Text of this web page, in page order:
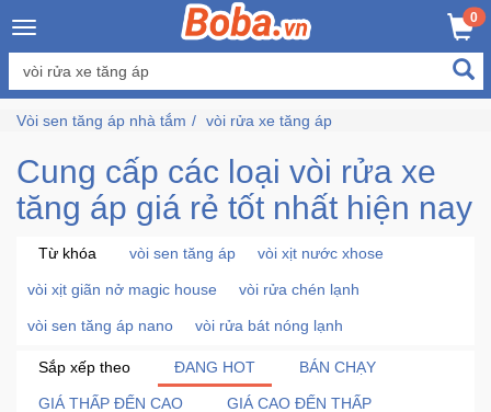
×
Đăng
nhập
Đăng
ký
Trang
Chủ
0
Vòi sen tăng áp nhà tắm vòi rửa xe tăng áp
Cung cấp các loại vòi rửa xe
tăng áp giá rẻ tốt nhất hiện nay
Từ khóa vòi sen tăng áp vòi xịt nước xhose
vòi xịt giãn nở magic house vòi rửa chén lạnh
vòi sen tăng áp nano vòi rửa bát nóng lạnh
Sắp xếp theo ĐANG HOT BÁN CHẠY
GIÁ THẤP ĐẾN CAO GIÁ CAO ĐẾN THẤP